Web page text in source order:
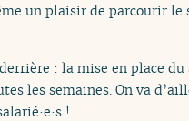
un plaisir de parcourir le
: la mise en place du
les semaines. On va
!